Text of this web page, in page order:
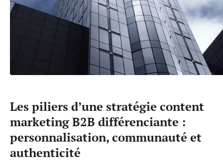
Les piliers d’une stratégie content
marketing B2B différenciante :
personnalisation, communauté et
authenticité